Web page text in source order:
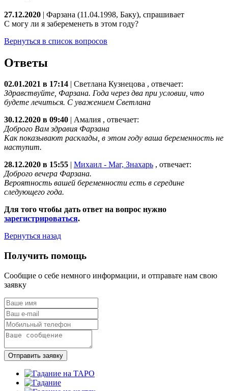
27.12.2020 | Фарзана (11.04.1998, Баку), спрашивает
С могу ли я забеременеть в этом году?
Вернуться в список вопросов
Ответы
02.01.2021 в 17:14 Светлана Кузнецова , отвечает:
Здравствуйте, Фарзана. Года через два при условии, что
будете лечиться. С уважением Светлана
30.12.2020 в 09:40
Амалия , отвечает:
Доброго Вам здравия Фарзана
Как показывают расклады, в этом году ваша беременность не
наступит.
28.12.2020 в 15:55
Михаил - Маг, Знахарь , отвечает:
Доброго вечера Фарзана.
Вероятность вашей беременности есть в середине
следующего года.
Для того чтобы дать ответ на вопрос нужно
зарегистрироваться.
Вернуться назад
Получить помощь
Сообщие о себе немного информации, и отправьте нам свою
заявку
Отправить заявку